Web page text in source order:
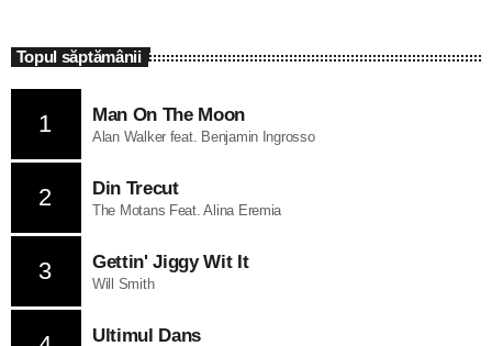
Topul săptămânii
1 Man On The Moon
Alan Walker feat. Benjamin Ingrosso
2 Din Trecut
The Motans Feat. Alina Eremia
3 Gettin' Jiggy Wit It
Will Smith
Ultimul Dans